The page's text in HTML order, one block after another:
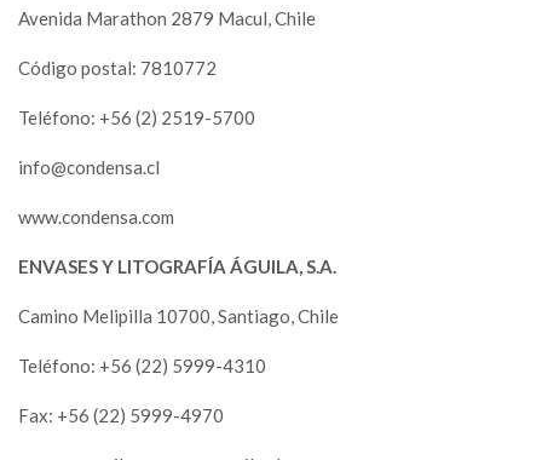
Avenida Marathon 2879 Macul, Chile
Código postal: 7810772
Teléfono: +56 (2) 2519-5700
info@condensa.cl
www.condensa.com
ENVASES Y LITOGRAFÍA ÁGUILA, S.A.
Camino Melipilla 10700, Santiago, Chile
Teléfono: +56 (22) 5999-4310
Fax: +56 (22) 5999-4970